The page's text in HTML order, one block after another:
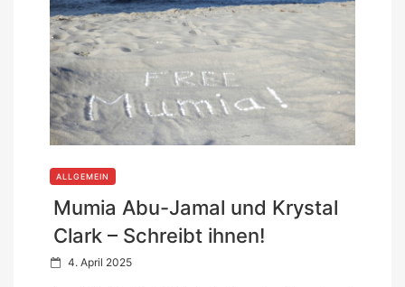
ALLGEMEIN
Mumia Abu-Jamal und Krystal
Clark – Schreibt ihnen!
P 4. April 2025